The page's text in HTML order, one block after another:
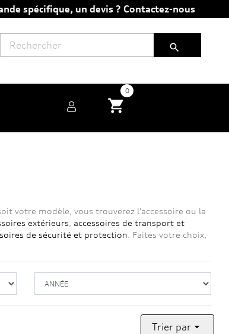
spécifique, un devis ? Contactez-nous

shopping_cart
0
votre modèle, vous trouverez l'accessoire ou la
extérieurs accessoires de transport et
de sécurité et protection. Faites votre choix,
Trier par 